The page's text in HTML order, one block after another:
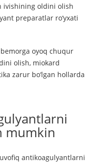
ivishining oldini olish
preparatlar ro‘yxati
oyoq chuqur
olish, miokard
zarur bo‘lgan hollarda
mumkin
antikoagulyantlarni